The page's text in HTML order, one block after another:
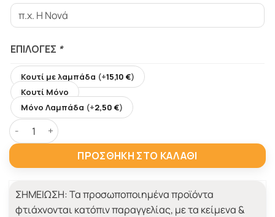
ΕΠΙΛΟΓΈΣ *
Κουτί με λαμπάδα (+15,10 €)
Κουτί Μόνο
Μόνο Λαμπάδα (+2,50 €)
H Πασχαλινή Λαμπάδα της, με Κουτί, Όνομα
ΠΡΟΣΘΉΚΗ ΣΤΟ ΚΑΛΆΘΙ
ΣΗΜΕΙΩΣΗ:Τα προσωποποιημένα προϊόντα
φτιάχνονται κατόπιν παραγγελίας, με τα κείμενα &